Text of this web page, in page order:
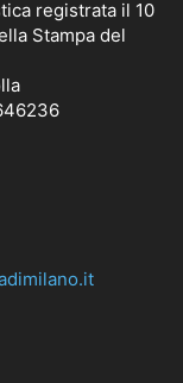
registrata il 10
Stampa del